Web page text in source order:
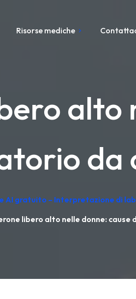
Risorse mediche
alto
da
AI gratuito – Interpretazione di
libero alto nelle donne: